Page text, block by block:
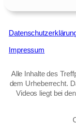
Impressum
Alle Inhalte des
dem Urheberrecht.
Videos liegt bei